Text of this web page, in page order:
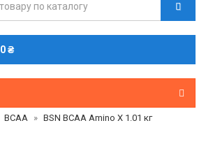
0 ₴
BCAA
BSN ВСАА Amino X 1.01 кг